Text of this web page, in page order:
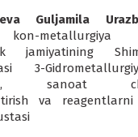
Guljamila
metallurgiya
jamiyatining
3-
sanoat
va